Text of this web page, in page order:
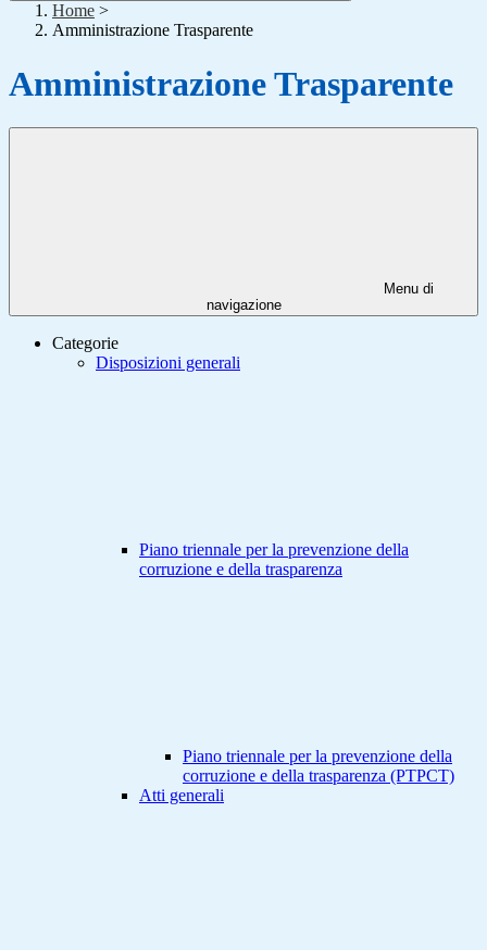
Home >
Amministrazione Trasparente
Amministrazione Trasparente
Menu di
navigazione
Categorie
Disposizioni generali
Piano triennale per la prevenzione della
corruzione e della trasparenza
Piano triennale per la prevenzione della
corruzione e della trasparenza (PTPCT)
Atti generali